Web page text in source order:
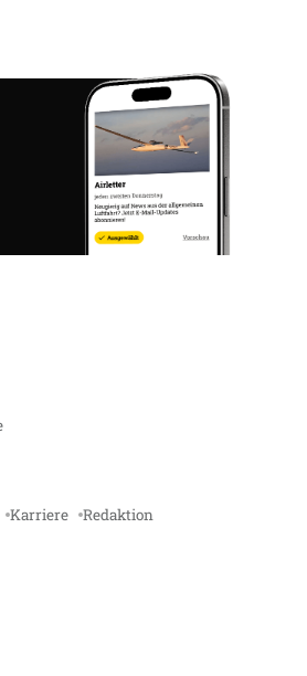
Karriere Redaktion